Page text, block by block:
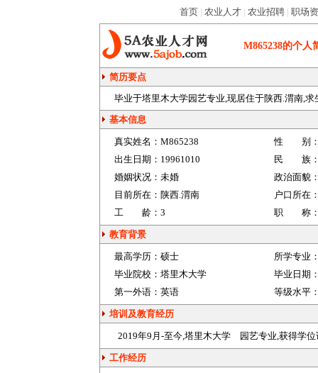
首页 | 农业人才 | 农业招聘 | 职场
M865238的个人
简历要点
毕业于塔里木大学园艺专业,现居住于陕西.渭南,
基本信息
真实姓名： M865238
性 别
出生日期： 19961010
民 族
婚姻状况： 未婚
政治面貌
目前所在： 陕西.渭南
户口所在
工 龄： 3 职 称
教育背景
最高学历： 硕士
所学专业
毕业院校： 塔里木大学
毕业日期
第一外语： 英语 等级水平
培训及教育经历
2019年9月-至今,塔里木大学 园艺专业,获得学位
工作经历